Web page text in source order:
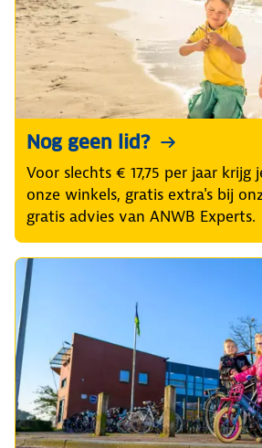
Nog geen lid?
Voor slechts € 17,75 per jaar krijg
onze winkels, gratis extra's bij
gratis advies van ANWB Experts.